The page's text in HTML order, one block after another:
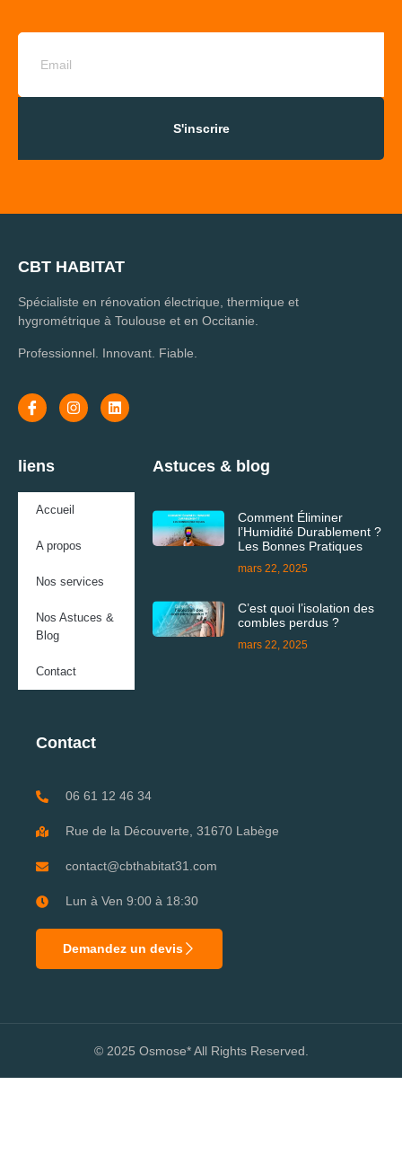
S'inscrire
CBT HABITAT
Spécialiste en rénovation électrique, thermique et
hygrométrique à Toulouse et en Occitanie.
Professionnel. Innovant. Fiable.
liens
Accueil
A propos
Nos services
Nos Astuces &
Blog
Contact
Astuces & blog
Comment Éliminer
l’Humidité Durablement ?
Les Bonnes Pratiques
mars 22, 2025
C’est quoi l’isolation des
combles perdus ?
mars 22, 2025
Contact
06 61 12 46 34
Rue de la Découverte, 31670 Labège
contact@cbthabitat31.com
Lun à Ven 9:00 à 18:30
Demandez un devis
© 2025 Osmose* All Rights Reserved.